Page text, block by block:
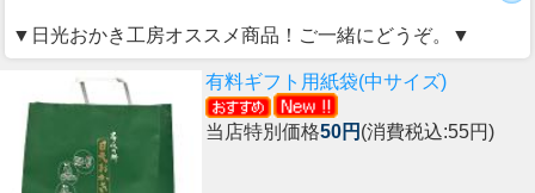
▼日光おかき工房オススメ商品！ご一緒にどうぞ。▼
有料ギフト用紙袋(中サイズ)
当店特別価格50円 (消費税込:55円)